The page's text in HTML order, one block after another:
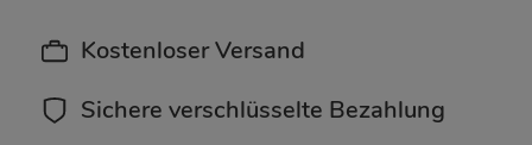
Kostenloser Versand
Sichere verschlüsselte Bezahlung